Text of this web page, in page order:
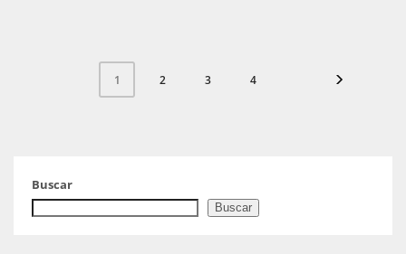
1 2 3 4
Buscar
Buscar